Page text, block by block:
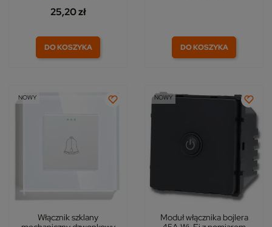
25,20 zł
DO KOSZYKA DO KOSZYKA
NOWY
Włącznik szklany
NOWY
Moduł włącznika bojlera